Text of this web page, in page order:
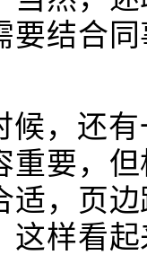
要结合
候，还
重要，
适，页
这样看